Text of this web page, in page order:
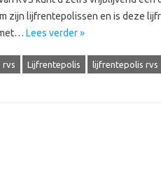
zijn lijfrentepolissen en is deze
Lees verder »
rvs Lijfrentepolis lijfrentepolis rvs